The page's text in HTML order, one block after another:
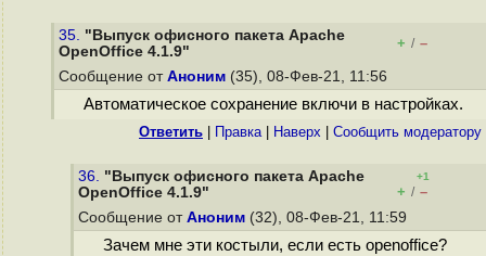
35. "Выпуск офисного пакета Apache
OpenOffice 4.1.9"
+ / –
Сообщение от Аноним (35), 08-Фев-21, 11:56
Автоматическое сохранение включи в настройках.
Ответить Правка| Наверх Cообщить модератору
36. "Выпуск офисного пакета Apache
OpenOffice 4.1.9"
+1
+ / –
Сообщение от Аноним (32), 08-Фев-21, 11:59
Зачем мне эти костыли, если есть openoffice?